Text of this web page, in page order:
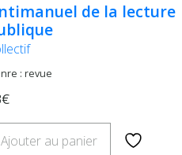
de la lecture
: revue
Ajouter au panier